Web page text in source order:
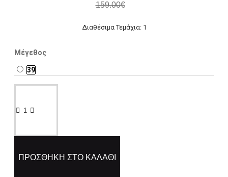
159.00€
Διαθέσιμα Τεμάχια: 1
Μέγεθος
39
ΠΡΟΣΘΉΚΗ ΣΤΟ ΚΑΛΆΘΙ